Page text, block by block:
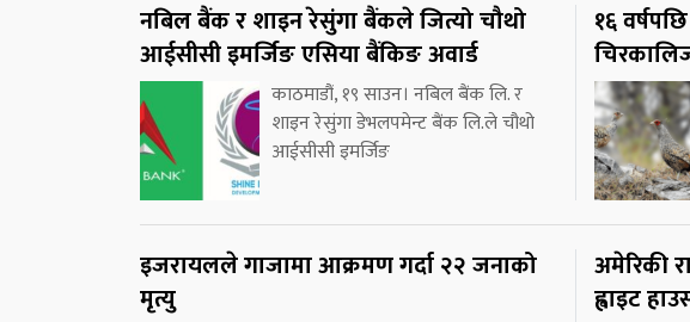
नबिल बैंक र शाइन रेसुंगा बैंकले जित्यो चौथो
आईसीसी इमर्जिङ एसिया बैंकिङ अवार्ड
काठमाडौं, १९ साउन। नबिल बैंक लि. र
शाइन रेसुंगा डेभलपमेन्ट बैंक लि.ले चौथो
आईसीसी इमर्जिङ
१६
इजरायलले गाजामा आक्रमण गर्दा २२ जनाको
मृत्यु
अमेरिकी
ह्वाइट